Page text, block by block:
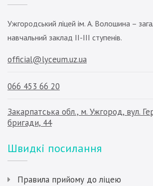
Ужгородський ліцей ім. А. Волошина –
навчальний заклад ІІ-ІІІ ступенів.
official@lyceum.uz.ua
066 453 66 20
Закарпатська обл., м. Ужгород, вул.
бригади, 44
Швидкі посилання
Правила прийому до ліцею